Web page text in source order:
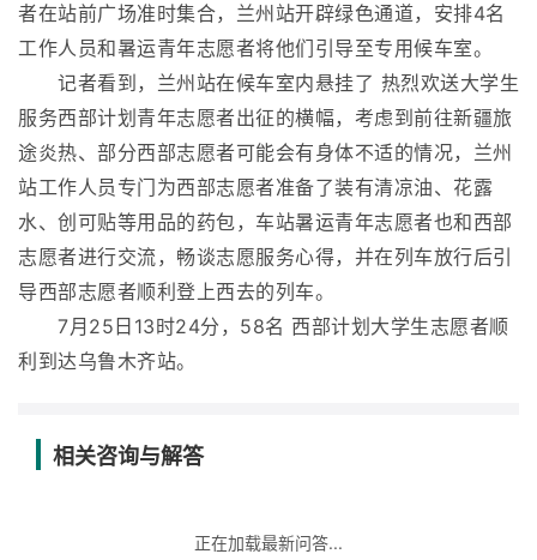
者在站前广场准时集合，兰州站开辟绿色通道，安排4名
工作人员和暑运青年志愿者将他们引导至专用候车室。
记者看到，兰州站在候车室内悬挂了 热烈欢送大学生
服务西部计划青年志愿者出征的横幅，考虑到前往新疆旅
途炎热、部分西部志愿者可能会有身体不适的情况，兰州
站工作人员专门为西部志愿者准备了装有清凉油、花露
水、创可贴等用品的药包，车站暑运青年志愿者也和西部
志愿者进行交流，畅谈志愿服务心得，并在列车放行后引
导西部志愿者顺利登上西去的列车。
7月25日13时24分，58名 西部计划大学生志愿者顺
利到达乌鲁木齐站。
相关咨询与解答
正在加载最新问答...